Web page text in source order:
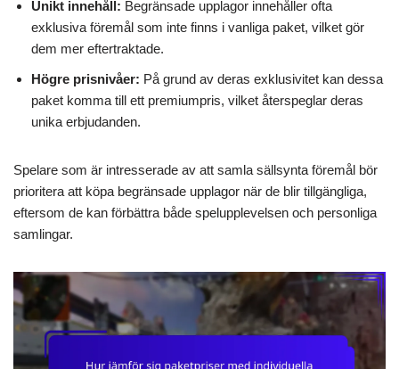
Unikt innehåll: Begränsade upplagor innehåller ofta
exklusiva föremål som inte finns i vanliga paket, vilket gör
dem mer eftertraktade.
Högre prisnivåer: På grund av deras exklusivitet kan dessa
paket komma till ett premiumpris, vilket återspeglar deras
unika erbjudanden.
Spelare som är intresserade av att samla sällsynta föremål bör
prioritera att köpa begränsade upplagor när de blir tillgängliga,
eftersom de kan förbättra både spelupplevelsen och personliga
samlingar.